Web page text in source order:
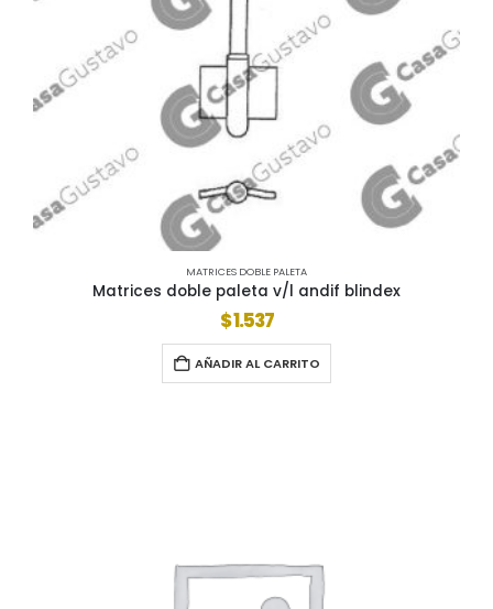
MATRICES DOBLE PALETA
Matrices doble paleta v/l andif blindex
$1.537
AÑADIR AL CARRITO